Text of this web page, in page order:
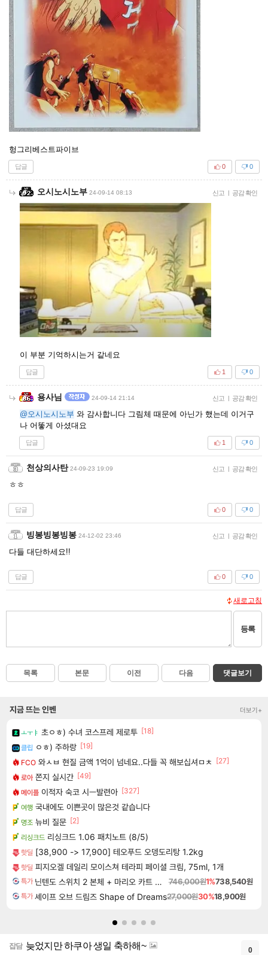
헝그리베스트파이브
답글 0
0
오시노시노부 24-09-14 08:13 신고 | 공감 확인
이 부분 기억하시는거 같네요
답글 0
1
용사님 24-09-14 21:14 신고 | 공감 확인
@오시노시노부 와 감사합니다 그림체 때문에 아닌가 했는데 이거구
나 어똫게 아셨대요
답글 0
1
천상의사탄 24-09-23 19:09 신고 | 공감 확인
ㅎㅎ
답글 0
0
빙봉빙봉빙봉 24-12-02 23:46 신고 | 공감 확인
다들 대단하세요!!
답글 0
0
새로고침
등록
목록 본문 이전 다음 댓글보기
지금 뜨는 인벤 더보기+
ㅗㅜㅑ 초ㅇㅎ) 수녀 코스프레 제로투 [18]
클립 ㅇㅎ) 주하랑 [19]
FCO 와ㅅㅂ 현질 금액 1억이 넘네요..다들 꼭 해보십셔ㅁㅊ
[27]
로아 쫀지 실시간 [49]
메이플 이적자 숙코 시ㅡ발련아 [327]
여행 국내에도 이쁜곳이 많은것 같습니다
명조 뉴비 질문 [2]
리싱크드 리싱크드 1.06 패치노트 (8/5)
핫딜 [38,900 -> 17,900] 테오푸드 오뎅도리탕 1.2kg
핫딜 피지오겔 데일리 모이스쳐 테라피 페이셜 크림, 75ml, 1개
특가 닌텐도 스위치 2 본체 + 마리오 카트 월드 746,000원1%738,540원
특가 셰이프 오브 드림즈 Shape of Dreams27,000원30%18,900원
잡담 늦었지만 하쿠아 생일 축하해~ 0